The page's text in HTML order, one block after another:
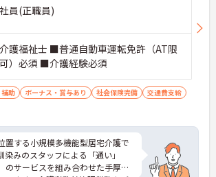
員(正職員)
護福祉士 ■普通自動車運転免許（AT限
）必須 ■介護経験必須
助 ボーナス・賞与あり 社会保険完備
交通費支給
置する小規模多機能型居宅介護で
染みのスタッフによる「通い」
のサービスを組み合わせた手厚く